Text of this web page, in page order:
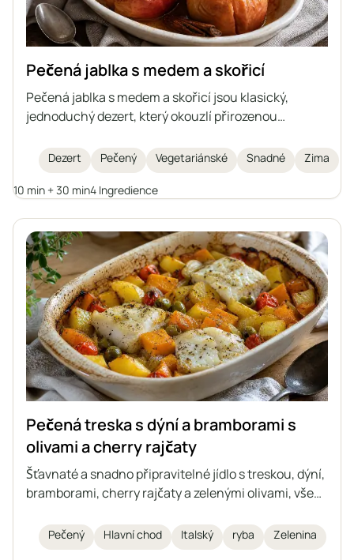
Pečená jablka s medem a skořicí
Pečená jablka s medem a skořicí jsou klasický,
jednoduchý dezert, který okouzlí přirozenou
vnitřkem. Tento recept je rychlý na přípravu, skvěle
se hodí na zimní večery nebo jako lehký dezert na
setkání s přáteli. Pečená jablka jsou nejen chutná,
podávaná vcelku.
Dezert Pečený Vegetariánské Snadné Zima
10 min + 30 min4 Ingredience
Pečená treska s dýní a bramborami s
olivami a cherry rajčaty
Šťavnaté a snadno připravitelné jídlo s treskou, dýní,
bramborami, cherry rajčaty a zelenými olivami, vše
podzimní a zimní dny, inspirovaný italskou kuchyní.
Zapečený pokrm, ke kterému není třeba připravovat
Pečený Hlavní chod Italský ryba Zelenina